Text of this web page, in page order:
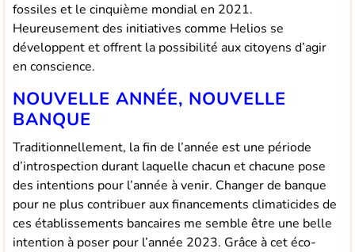
fossiles et le cinquième mondial en 2021.
Heureusement des initiatives comme Helios se
développent et offrent la possibilité aux citoyens d’agir
en conscience.
NOUVELLE ANNÉE, NOUVELLE
BANQUE
Traditionnellement, la fin de l’année est une période
d’introspection durant laquelle chacun et chacune pose
des intentions pour l’année à venir. Changer de banque
pour ne plus contribuer aux financements climaticides de
ces établissements bancaires me semble être une belle
intention à poser pour l’année 2023. Grâce à cet éco-